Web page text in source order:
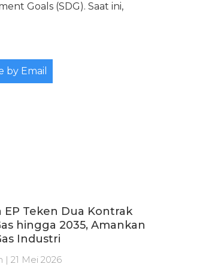
Goals (SDG). Saat ini,
by Email
EP Teken Dua Kontrak
hingga 2035, Amankan
Industri
21 Mei 2026